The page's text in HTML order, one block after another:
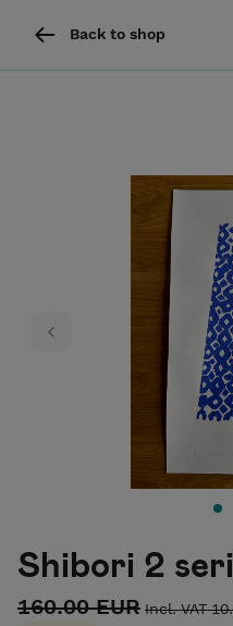
Back to shop
Previous
Shibori 2
160.00 EUR Incl. VAT